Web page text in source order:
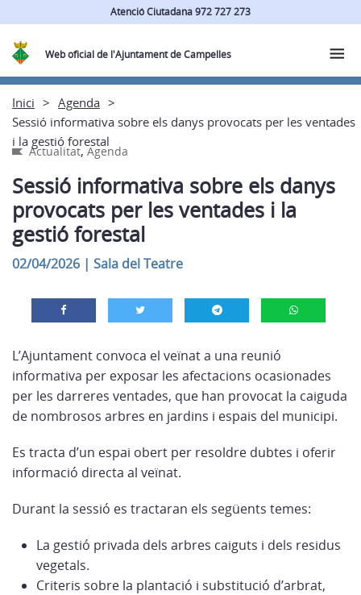
Atenció Ciutadana 972 727 273
Web oficial de l'Ajuntament de Campelles
Inici
Agenda
Sessió informativa sobre els danys provocats per les ventades
i la gestió forestal
Actualitat,Agenda
Sessió informativa sobre els danys
provocats per les ventades i la
gestió forestal
02/04/2026 | Sala del Teatre
L’Ajuntament convoca el veïnat a una reunió
informativa per exposar les afectacions ocasionades
per les darreres ventades, que han provocat la caiguda
de nombrosos arbres en jardins i espais del municipi.
Es tracta d’un espai obert per resoldre dubtes i oferir
informació directa al veïnat.
Durant la sessió es tractaran els següents temes:
La gestió privada dels arbres caiguts i dels residus
vegetals.
Criteris sobre la plantació i substitució d’arbrat,